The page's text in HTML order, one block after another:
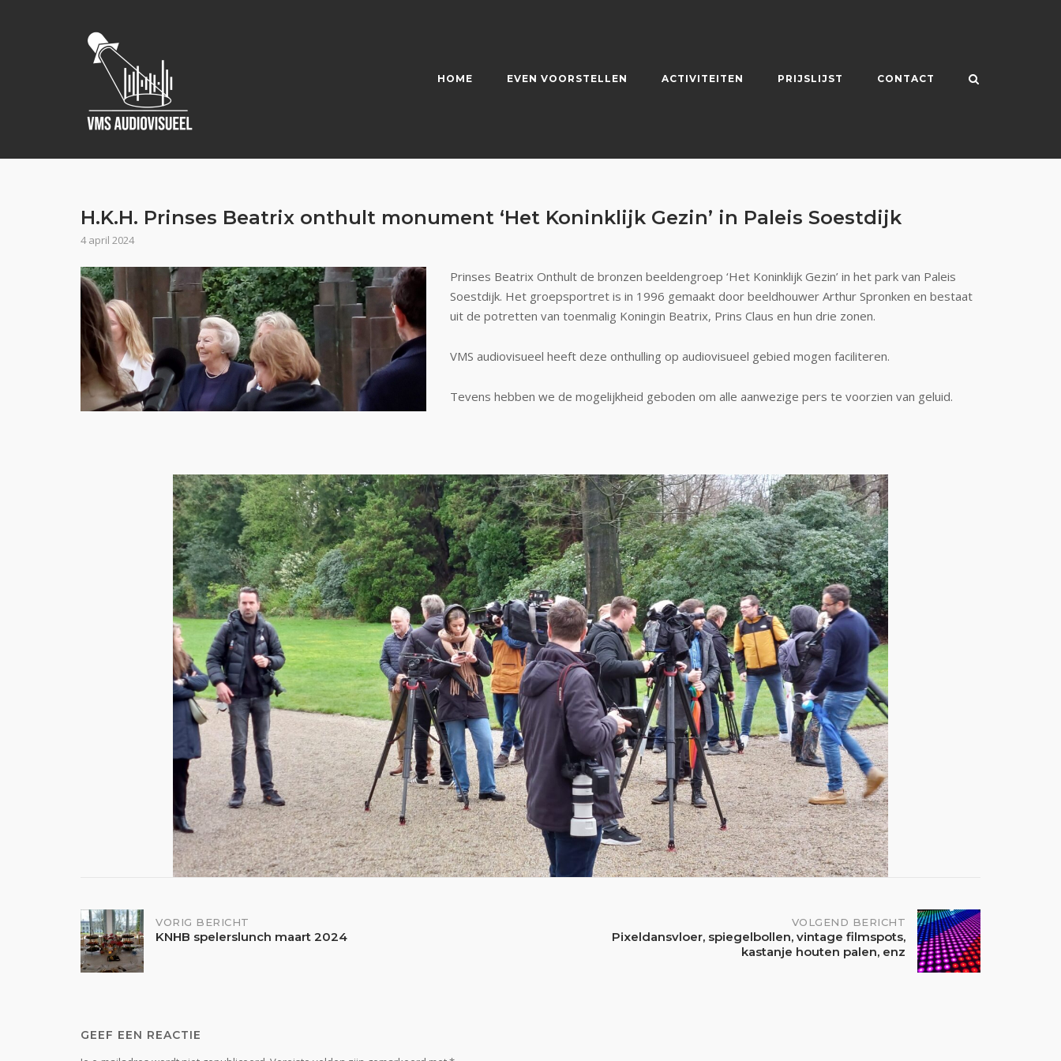
HOME EVEN VOORSTELLEN ACTIVITEITEN PRIJSLIJST CONTACT
H.K.H. Prinses Beatrix onthult monument ‘Het Koninklijk Gezin’ in Paleis Soestdijk
4 april 2024
Prinses Beatrix Onthult de bronzen beeldengroep ‘Het Koninklijk Gezin’ in het park van Paleis
Soestdijk. Het groepsportret is in 1996 gemaakt door beeldhouwer Arthur Spronken en bestaat
uit de potretten van toenmalig Koningin Beatrix, Prins Claus en hun drie zonen.
VMS audiovisueel heeft deze onthulling op audiovisueel gebied mogen faciliteren.
Tevens hebben we de mogelijkheid geboden om alle aanwezige pers te voorzien van geluid.
Bericht
navigatie
VORIG BERICHT
KNHB spelerslunch maart 2024
VOLGEND BERICHT
Pixeldansvloer, spiegelbollen, vintage filmspots,
kastanje houten palen, enz
GEEF EEN REACTIE